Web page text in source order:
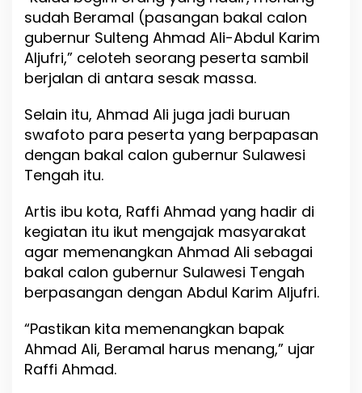
a
a
H
a
i
i
J
n
S
e
h
a
t
e
e
sudah Beramal (pasangan bakal calon
gubernur Sulteng Ahmad Ali-Abdul Karim
Aljufri,” celoteh seorang peserta sambil
berjalan di antara sesak massa.
Selain itu, Ahmad Ali juga jadi buruan
swafoto para peserta yang berpapasan
dengan bakal calon gubernur Sulawesi
Tengah itu.
Artis ibu kota, Raffi Ahmad yang hadir di
kegiatan itu ikut mengajak masyarakat
agar memenangkan Ahmad Ali sebagai
bakal calon gubernur Sulawesi Tengah
berpasangan dengan Abdul Karim Aljufri.
“Pastikan kita memenangkan bapak
Ahmad Ali, Beramal harus menang,” ujar
Raffi Ahmad.